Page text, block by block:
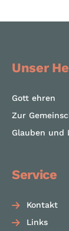
Unser
Gott ehren
Zur
Glauben und
Service
Kontakt
Links